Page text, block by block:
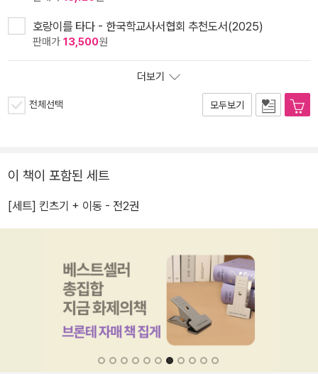
호랑이를 타다 - 한국학교사서협회 추천도서(2025)
판매가 13,500원
더보기
전체선택 모두보기
이 책이 포함된 세트
[세트] 킨츠기 + 이동 - 전2권